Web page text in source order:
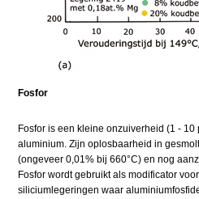
Fosfor
Fosfor is een kleine onzuiverheid (1 -
aluminium. Zijn oplosbaarheid in
(ongeveer 0,01% bij 660°C) en nog
Fosfor wordt gebruikt als modificator
siliciumlegeringen waar